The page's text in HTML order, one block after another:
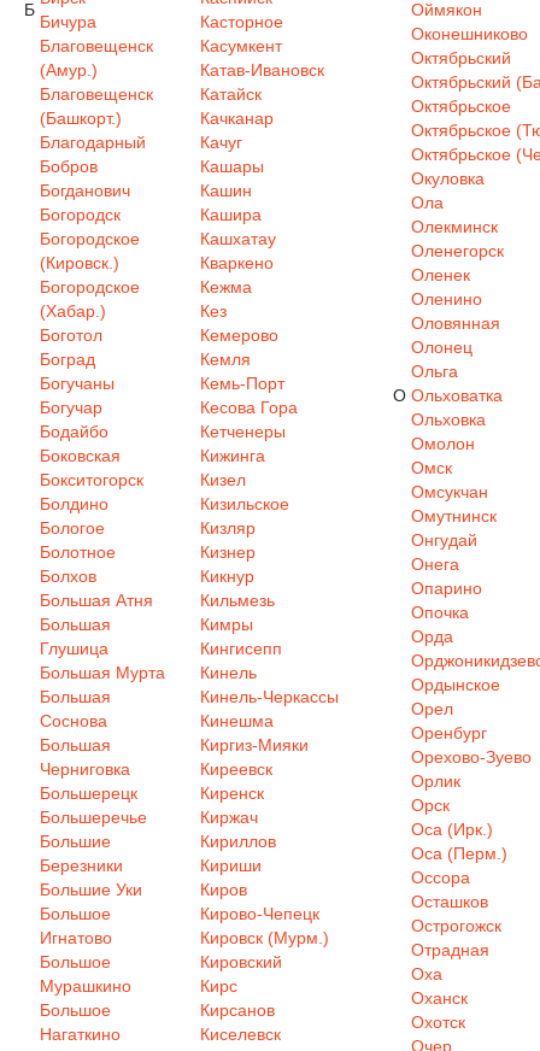
Б
Бичура
Благовещенск
(Амур.)
Благовещенск
(Башкорт.)
Благодарный
Бобров
Богданович
Богородск
Богородское
(Кировск.)
Богородское
(Хабар.)
Боготол
Боград
Богучаны
Богучар
Бодайбо
Боковская
Бокситогорск
Болдино
Бологое
Болотное
Болхов
Большая Атня
Большая
Глушица
Большая Мурта
Большая
Соснова
Большая
Черниговка
Большерецк
Большеречье
Большие
Березники
Большие Уки
Большое
Игнатово
Большое
Мурашкино
Большое
Нагаткино
Касторное
Касумкент
Катав-Ивановск
Катайск
Качканар
Качуг
Кашары
Кашин
Кашира
Кашхатау
Кваркено
Кежма
Кез
Кемерово
Кемля
Кемь-Порт
Кесова Гора
Кетченеры
Кижинга
Кизел
Кизильское
Кизляр
Кизнер
Кикнур
Кильмезь
Кимры
Кингисепп
Кинель
Кинель-Черкассы
Кинешма
Киргиз-Мияки
Киреевск
Киренск
Киржач
Кириллов
Кириши
Киров
Кирово-Чепецк
Кировск (Мурм.)
Кировский
Кирс
Кирсанов
Киселевск
О
Оймякон
Оконешниково
Октябрьский
Октябрьский
Октябрьское
Октябрьское
Октябрьское
Окуловка
Ола
Олекминск
Оленегорск
Оленек
Оленино
Оловянная
Олонец
Ольга
Ольховатка
Ольховка
Омолон
Омск
Омсукчан
Омутнинск
Онгудай
Онега
Опарино
Опочка
Орда
Ордынское
Орел
Оренбург
Орехово-Зуево
Орлик
Орск
Оса (Ирк.)
Оса (Перм.)
Оссора
Осташков
Острогожск
Отрадная
Оха
Оханск
Охотск
Очер